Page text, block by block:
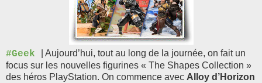
#Geek
| Aujourd’hui, tout au long de la journée, on fait un
focus sur les nouvelles figurines « The Shapes Collection »
des héros PlayStation. On commence avec Alloy d’Horizon